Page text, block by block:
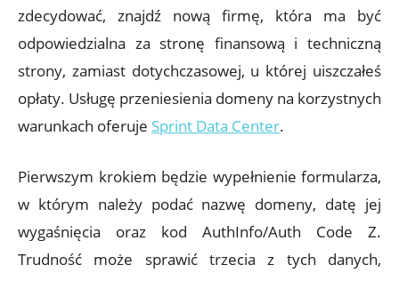
zdecydować, znajdź nową firmę, która ma być
odpowiedzialna za stronę finansową i techniczną
strony, zamiast dotychczasowej, u której uiszczałeś
opłaty. Usługę przeniesienia domeny na korzystnych
warunkach oferuje Sprint Data Center.
Pierwszym krokiem będzie wypełnienie formularza,
w którym należy podać nazwę domeny, datę jej
wygaśnięcia oraz kod AuthInfo/Auth Code Z.
Trudność może sprawić trzecia z tych danych,